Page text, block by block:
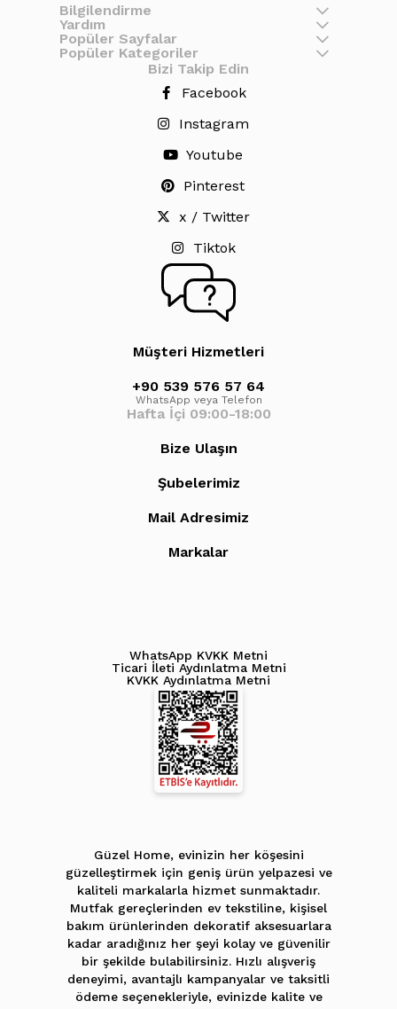
Bilgilendirme
Yardım
Popüler Sayfalar
Popüler Kategoriler
Bizi Takip Edin
Facebook
Instagram
Youtube
Pinterest
x / Twitter
Tiktok
Müşteri Hizmetleri
+90 539 576 57 64
WhatsApp veya Telefon
Hafta İçi 09:00-18:00
Bize Ulaşın
Şubelerimiz
Mail Adresimiz
Markalar
KVKK Aydınlatma Metni
Ticari İleti Aydınlatma Metni
WhatsApp KVKK Metni
Güzel Home, evinizin her köşesini
güzelleştirmek için geniş ürün yelpazesi ve
kaliteli markalarla hizmet sunmaktadır.
Mutfak gereçlerinden ev tekstiline, kişisel
bakım ürünlerinden dekoratif aksesuarlara
kadar aradığınız her şeyi kolay ve güvenilir
bir şekilde bulabilirsiniz. Hızlı alışveriş
deneyimi, avantajlı kampanyalar ve taksitli
ödeme seçenekleriyle, evinizde kalite ve